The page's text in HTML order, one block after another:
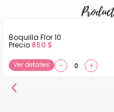
Boquilla Flor 10
Precio 850 $
Ver detalles − +